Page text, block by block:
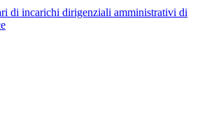
di incarichi dirigenziali amministrativi di